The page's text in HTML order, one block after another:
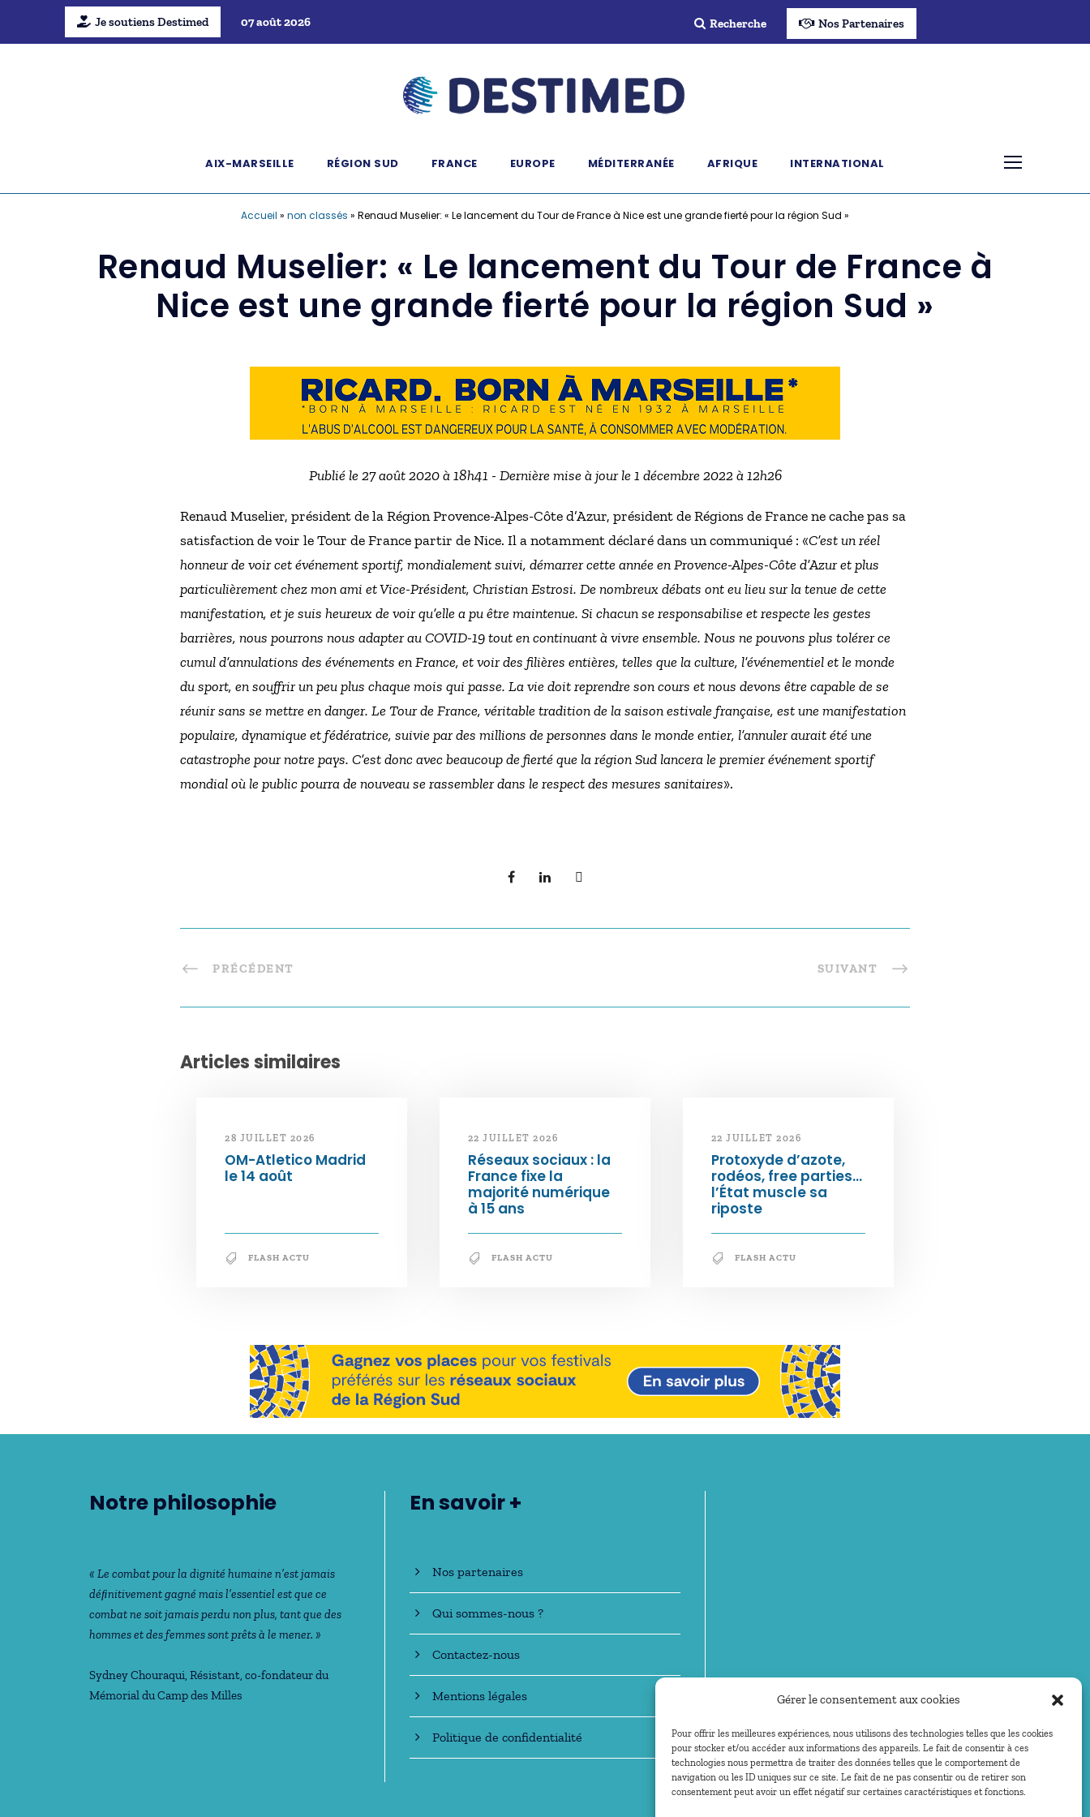
Gérer le consentement aux cookies
Pour offrir les meilleures expériences, nous utilisons des technologies telles que les cookies
pour stocker et/ou accéder aux informations des appareils. Le fait de consentir à ces
technologies nous permettra de traiter des données telles que le comportement de
navigation ou les ID uniques sur ce site. Le fait de ne pas consentir ou de retirer son
consentement peut avoir un effet négatif sur certaines caractéristiques et fonctions.
Je soutiens Destimed 07 août 2026 Recherche Nos Partenaires
AIX-MARSEILLE RÉGION SUD FRANCE EUROPE MÉDITERRANÉE AFRIQUE INTERNATIONAL
Accueil » non classés » Renaud Muselier: « Le lancement du Tour de France à Nice est une grande fierté pour la région Sud »
Renaud Muselier: « Le lancement du Tour de France à
Nice est une grande fierté pour la région Sud »
Publié le 27 août 2020 à 18h41 - Dernière mise à jour le 1 décembre 2022 à 12h26
Renaud Muselier, président de la Région Provence-Alpes-Côte d’Azur, président de Régions de France ne cache pas sa
satisfaction de voir le Tour de France partir de Nice. Il a notamment déclaré dans un communiqué : «C’est un réel
honneur de voir cet événement sportif, mondialement suivi, démarrer cette année en Provence-Alpes-Côte d’Azur et plus
particulièrement chez mon ami et Vice-Président, Christian Estrosi. De nombreux débats ont eu lieu sur la tenue de cette
manifestation, et je suis heureux de voir qu’elle a pu être maintenue. Si chacun se responsabilise et respecte les gestes
barrières, nous pourrons nous adapter au COVID-19 tout en continuant à vivre ensemble. Nous ne pouvons plus tolérer ce
cumul d’annulations des événements en France, et voir des filières entières, telles que la culture, l’événementiel et le monde
du sport, en souffrir un peu plus chaque mois qui passe. La vie doit reprendre son cours et nous devons être capable de se
réunir sans se mettre en danger. Le Tour de France, véritable tradition de la saison estivale française, est une manifestation
populaire, dynamique et fédératrice, suivie par des millions de personnes dans le monde entier, l’annuler aurait été une
catastrophe pour notre pays. C’est donc avec beaucoup de fierté que la région Sud lancera le premier événement sportif
mondial où le public pourra de nouveau se rassembler dans le respect des mesures sanitaires».
PRÉCÉDENT SUIVANT
Articles similaires
28 JUILLET 2026
OM-Atletico Madrid
le 14 août
FLASH ACTU
22 JUILLET 2026
Réseaux sociaux : la
France fixe la
majorité numérique
à 15 ans
FLASH ACTU
22 JUILLET 2026
Protoxyde d’azote,
rodéos, free parties…
l’État muscle sa
riposte
FLASH ACTU
Notre philosophie
« Le combat pour la dignité humaine n’est jamais
déﬁnitivement gagné mais l’essentiel est que ce
combat ne soit jamais perdu non plus, tant que des
hommes et des femmes sont prêts à le mener. »
Sydney Chouraqui, Résistant, co-fondateur du
Mémorial du Camp des Milles
En savoir +
Nos partenaires
Qui sommes-nous ?
Contactez-nous
Mentions légales
Politique de confidentialité